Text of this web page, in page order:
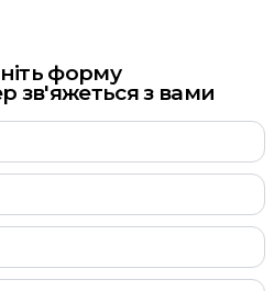
форму
зв'яжеться з вами